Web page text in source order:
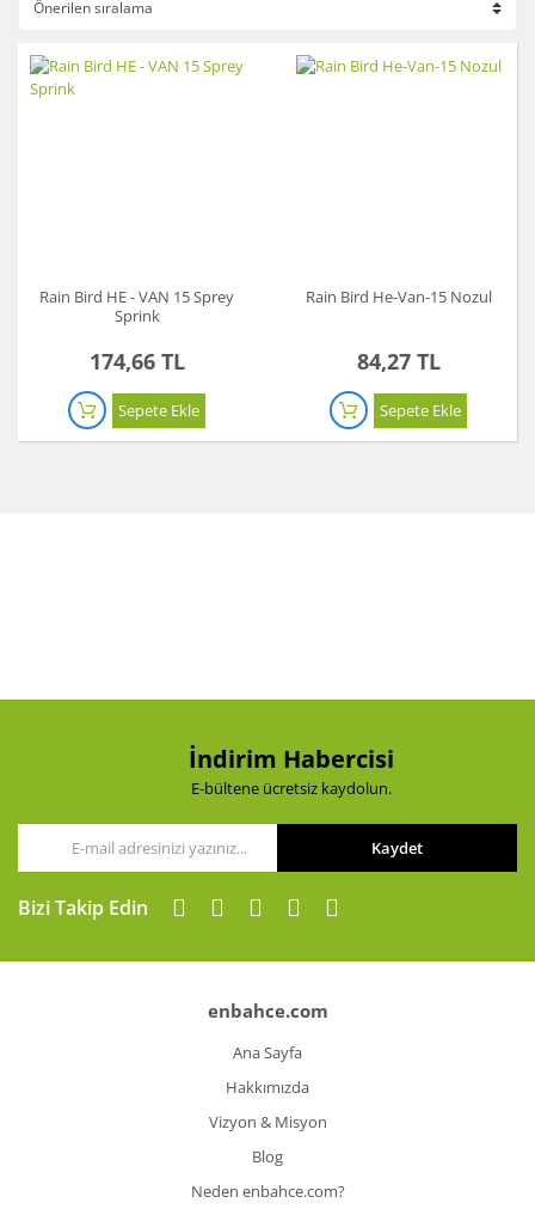
Rain Bird HE - VAN 15 Sprey
Sprink
174,66 TL
Sepete Ekle
Rain Bird He-Van-15 Nozul
84,27 TL
Sepete Ekle
İndirim Habercisi
E-bültene ücretsiz kaydolun.
Kaydet
Bizi Takip Edin
enbahce.com
Ana Sayfa
Hakkımızda
Vizyon & Misyon
Blog
Neden enbahce.com?